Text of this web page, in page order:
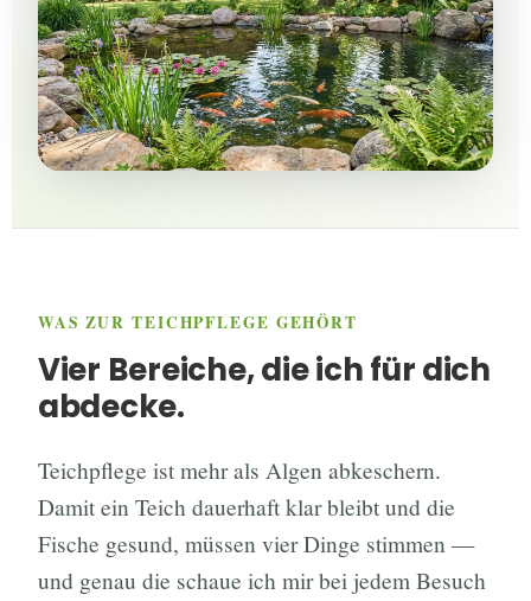
WAS ZUR TEICHPFLEGE GEHÖRT
Vier Bereiche, die ich für dich
abdecke.
Teichpflege ist mehr als Algen abkeschern.
Damit ein Teich dauerhaft klar bleibt und die
Fische gesund, müssen vier Dinge stimmen —
und genau die schaue ich mir bei jedem Besuch